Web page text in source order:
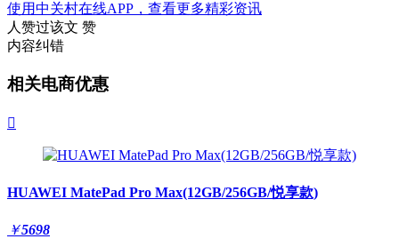
使用中关村在线APP，查看更多精彩资讯
人赞过该文 赞
内容纠错
相关电商优惠

HUAWEI MatePad Pro Max(12GB/256GB/悦享款)
￥5698